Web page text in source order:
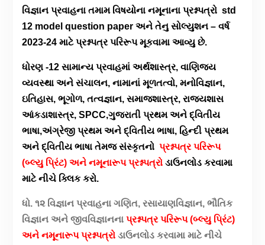
વિજ્ઞાન પ્રવાહના તમામ વિષયોના નમૂનાના પ્રશ્નપત્રો std
12 model question paper અને તેનુ સોલ્યુશન – વર્ષ
2023-24 માટે પ્રશ્નપત્ર પરિરૂપ મૂકવામા આવ્યુ છે.
ધોરણ -12 સામાન્ય પ્રવાહમાં અર્થશાસ્ત્ર, વાણિજ્ય
વ્યવસ્થા અને સંચાલન, નામાનાં મૂળતત્વો, મનોવિજ્ઞાન,
ઇતિહાસ, ભૂગોળ, તત્વજ્ઞાન, સમાજશાસ્ત્ર, રાજ્યશાસ
આંકડાશાસ્ત્ર, SPCC,ગુજરાતી પ્રથમ અને દ્વિતીય
ભાષા,અંગ્રેજી પ્રથમ અને દ્વિતીય ભાષા, હિન્દી પ્રથમ
અને દ્વિતીય ભાષા તેમજ સંસ્કૃતનો પ્રશ્નપત્ર પરિરૂપ
(બ્લ્યુ પ્રિંટ) અને નમૂનારૂપ પ્રશ્નપત્રોડાઉનલોડ કરવામા
માટે નીચે ક્લિક કરો.
ધો. ૧૨ વિજ્ઞાન પ્રવાહના ગણિત, રસાયાણવિજ્ઞાન, ભૌતિક
વિજ્ઞાન અને જીવવિજ્ઞાનના પ્રશ્નપત્ર પરિરૂપ (બ્લ્યુ પ્રિંટ)
અને નમૂનારૂપ પ્રશ્નપત્રોડાઉનલોડ કરવામા માટે નીચે